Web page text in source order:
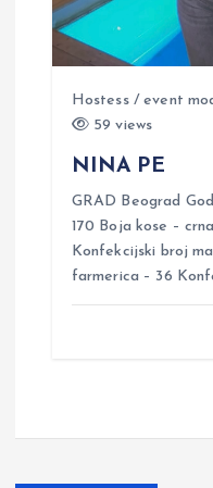
Hostess / event
59 views
NINA PE
GRAD Beograd
170 Boja kose –
Konfekcijski broj
farmerica – 36